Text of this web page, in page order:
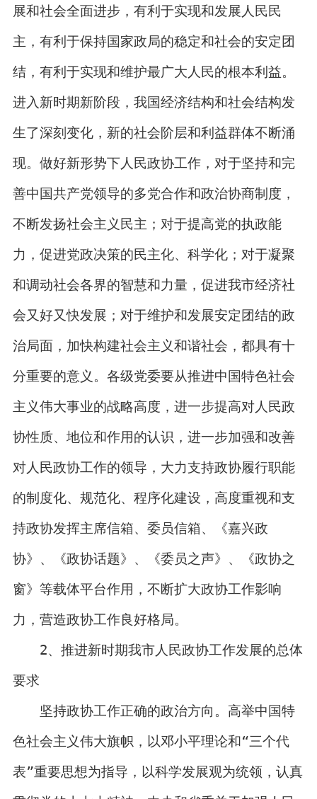
展和社会全面进步，有利于实现和发展人民民
主，有利于保持国家政局的稳定和社会的安定团
结，有利于实现和维护最广大人民的根本利益。
进入新时期新阶段，我国经济结构和社会结构发
生了深刻变化，新的社会阶层和利益群体不断涌
现。做好新形势下人民政协工作，对于坚持和完
善中国共产党领导的多党合作和政治协商制度，
不断发扬社会主义民主；对于提高党的执政能
力，促进党政决策的民主化、科学化；对于凝聚
和调动社会各界的智慧和力量，促进我市经济社
会又好又快发展；对于维护和发展安定团结的政
治局面，加快构建社会主义和谐社会，都具有十
分重要的意义。各级党委要从推进中国特色社会
主义伟大事业的战略高度，进一步提高对人民政
协性质、地位和作用的认识，进一步加强和改善
对人民政协工作的领导，大力支持政协履行职能
的制度化、规范化、程序化建设，高度重视和支
持政协发挥主席信箱、委员信箱、《嘉兴政
协》、《政协话题》、《委员之声》、《政协之
窗》等载体平台作用，不断扩大政协工作影响
力，营造政协工作良好格局。
2、推进新时期我市人民政协工作发展的总体
要求
坚持政协工作正确的政治方向。高举中国特
色社会主义伟大旗帜，以邓小平理论和“三个代
表”重要思想为指导，以科学发展观为统领，认真